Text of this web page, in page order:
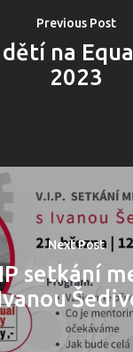
Previous Post
na
2023
Next Post
setkání